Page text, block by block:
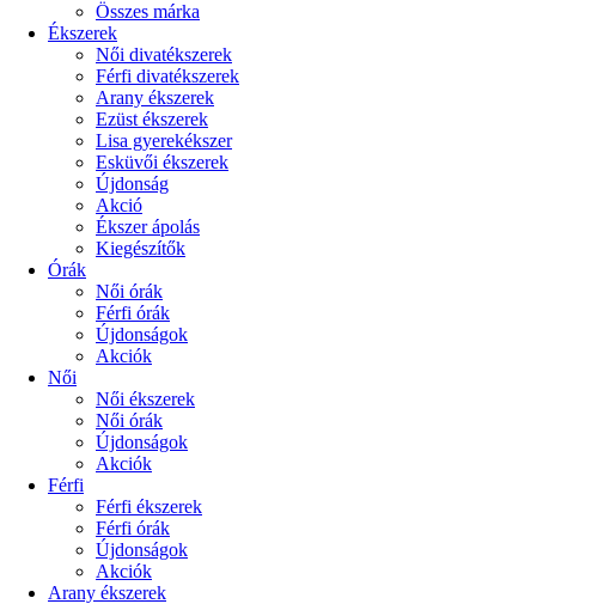
Összes márka
Ékszerek
Női divatékszerek
Férfi divatékszerek
Arany ékszerek
Ezüst ékszerek
Lisa gyerekékszer
Esküvői ékszerek
Újdonság
Akció
Ékszer ápolás
Kiegészítők
Órák
Női órák
Férfi órák
Újdonságok
Akciók
Női
Női ékszerek
Női órák
Újdonságok
Akciók
Férfi
Férfi ékszerek
Férfi órák
Újdonságok
Akciók
Arany ékszerek